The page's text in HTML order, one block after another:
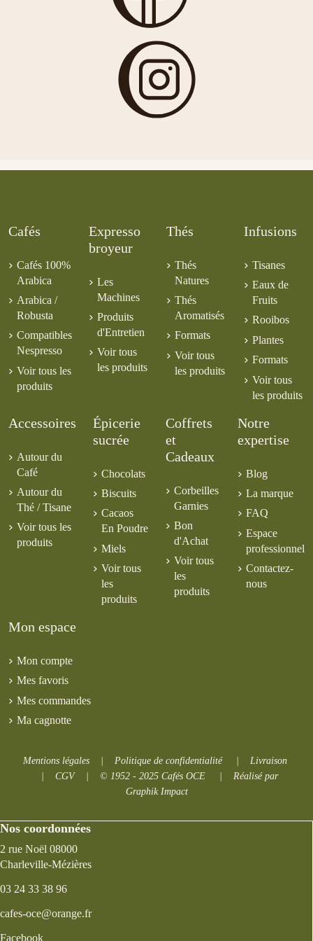
8,00 €
Prune Cannelle
6,00 €
Sidamo Lavé
Cafés
Cafés 100%
Arabica
Arabica /
Robusta
Compatibles
Nespresso
Voir tous les
produits
Expresso
broyeur
Les
Machines
Produits
d'Entretien
Voir tous
les produits
Thés
Thés
Natures
Thés
Aromatisés
Formats
Voir tous
les produits
Infusions
Tisanes
Eaux de
Fruits
Rooibos
Plantes
Formats
Voir tous
les produits
Accessoires
Autour du
Café
Autour du
Thé / Tisane
Voir tous les
produits
Épicerie
sucrée
Chocolats
Biscuits
Cacaos
En Poudre
Miels
Voir tous
les
produits
Coffrets
et
Cadeaux
Corbeilles
Garnies
Bon
d'Achat
Voir tous
les
produits
Notre
expertise
Blog
La marque
FAQ
Espace
professionnel
Contactez-
nous
Mon espace
Mon compte
Mes favoris
Mes commandes
Ma cagnotte
Mentions légales Politique de confidentialité| Livraison
CGV| © 1952 - 2025 Cafés OCE| Réalisé par
Graphik Impact
Nos coordonnées
2 rue Noël 08000
Charleville-Mézières
03 24 33 38 96
cafes-oce@orange.fr
Facebook